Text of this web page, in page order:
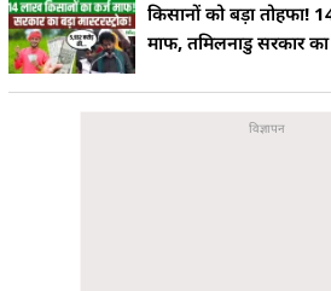
किसानों को बड़ा तोहफा!
माफ, तमिलनाडु सरकार